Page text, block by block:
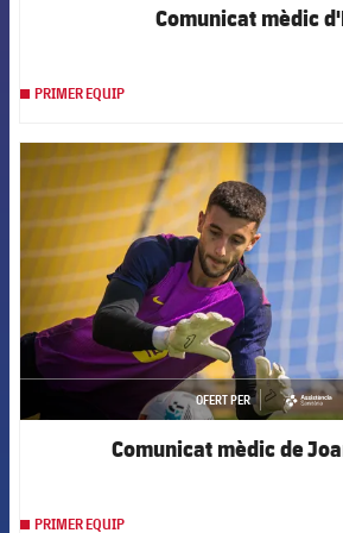
Comunicat mèdic
PRIMER EQUIP
FCB
OFERT PER
asistencia
Comunicat mèdic de
PRIMER EQUIP